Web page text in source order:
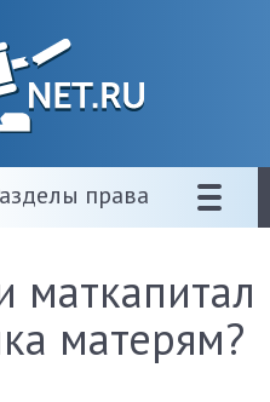
права
маткапитал
матерям?